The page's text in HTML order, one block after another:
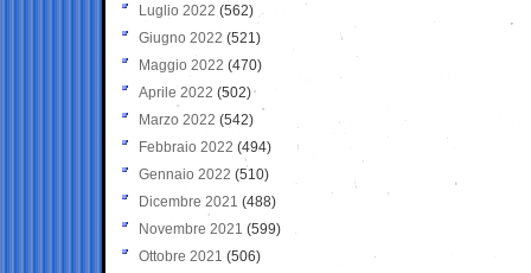
Luglio 2022 (562)
Giugno 2022 (521)
Maggio 2022 (470)
Aprile 2022 (502)
Marzo 2022 (542)
Febbraio 2022 (494)
Gennaio 2022 (510)
Dicembre 2021 (488)
Novembre 2021 (599)
Ottobre 2021 (506)